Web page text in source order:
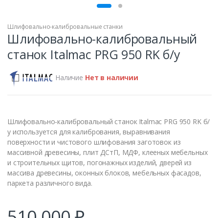
ПРОДАН
Шлифовально-калибровальные станки
Шлифовально-калибровальный
станок Italmac PRG 950 RK б/у
Наличие Нет в наличии
Шлифовально-калибровальный станок Italmac PRG 950 RK б/
у используется для калибрования, выравнивания
поверхности и чистового шлифования заготовок из
массивной древесины, плит ДСтП, МДФ, клееных мебельных
и строительных щитов, погонажных изделий, дверей из
массива древесины, оконных блоков, мебельных фасадов,
паркета различного вида.